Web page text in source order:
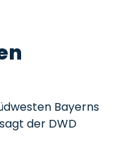
Bayerns
der DWD